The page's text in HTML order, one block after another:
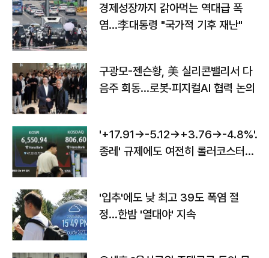
경제성장까지 갉아먹는 역대급 폭
염…李대통령 "국가적 기후 재난"
구광모-젠슨황, 美 실리콘밸리서 다
음주 회동…로봇·피지컬AI 협력 논의
'+17.91→-5.12→+3.76→-4.8%'…'
종레' 규제에도 여전히 롤러코스터
'입추'에도 낮 최고 39도 폭염 절
정…한밤 '열대야' 지속